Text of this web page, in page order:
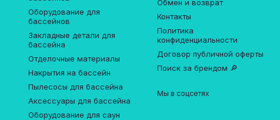
Оборудование для
бассейнов
Закладные детали для
бассейна
Отделочные материалы
Накрытия на бассейн
Пылесосы для бассейна
Аксессуары для бассейна
Оборудование для саун
Обмен и возврат
Контакты
Политика
конфиденциальности
Договор публичной оферты
Поиск за брендом 🔎
Мы в соцсетях